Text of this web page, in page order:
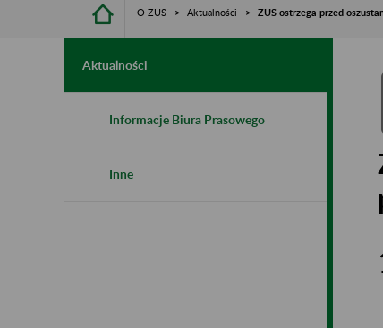
O ZUS Aktualności ZUS ostrzega przed
Aktualności
Informacje Biura Prasowego
Inne